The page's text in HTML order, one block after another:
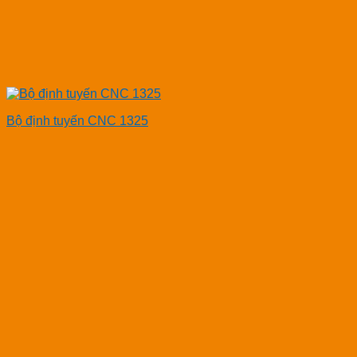
Bộ định tuyến CNC 1325